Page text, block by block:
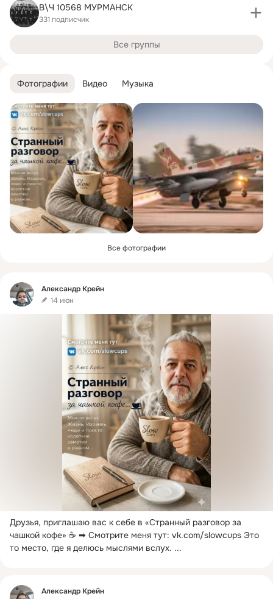
Фотографии Видео Музыка
Все фотографии
Фид
Александр Крейн
14 июн
Друзья, приглашаю вас к себе в «Странный разговор за
чашкой кофе» ☕ ➡ Смотрите меня тут: vk.com/slowcups Это
то место, где я делюсь мыслями вслух. ...
Фид
Александр Крейн
В\Ч 10568 МУРМАНСК
331 подписчик
Все группы